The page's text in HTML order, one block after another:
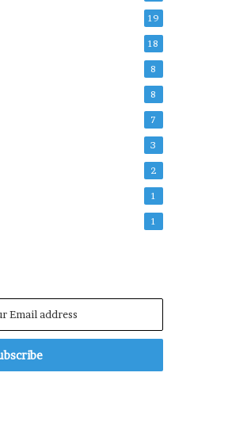
19
18
8
8
7
3
2
1
1